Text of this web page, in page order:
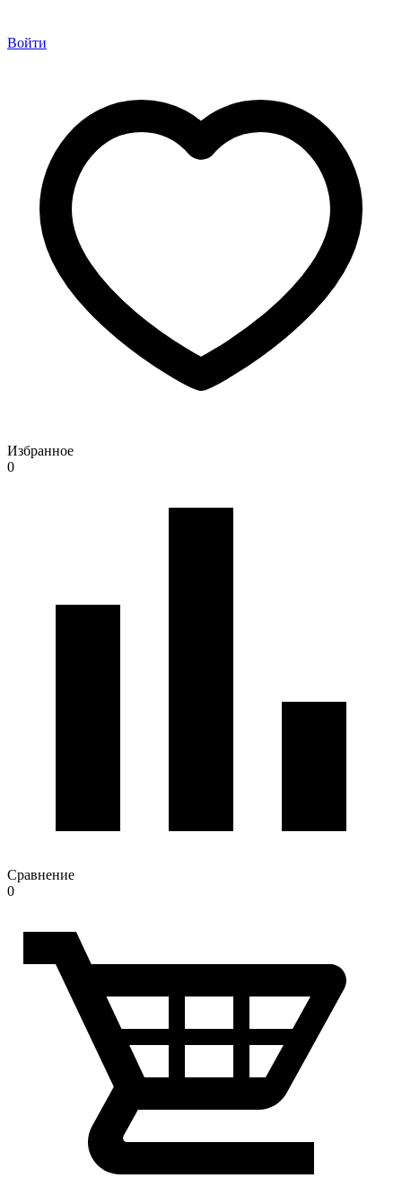
Войти
Избранное
0
Сравнение
0